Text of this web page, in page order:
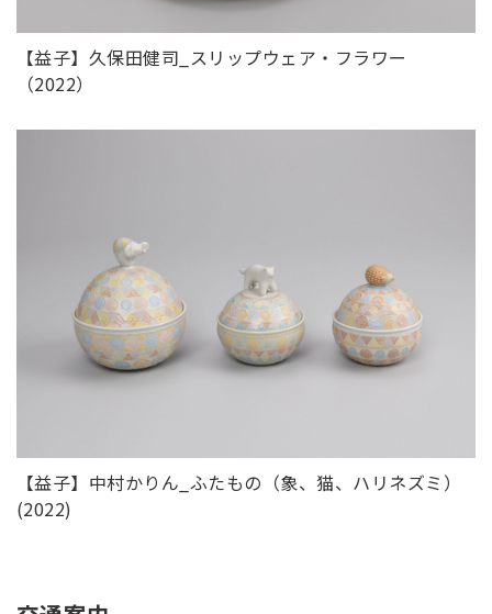
【益子】久保田健司_スリップウェア・フラワー
（2022）
【益子】中村かりん_ふたもの（象、猫、ハリネズミ）
(2022)